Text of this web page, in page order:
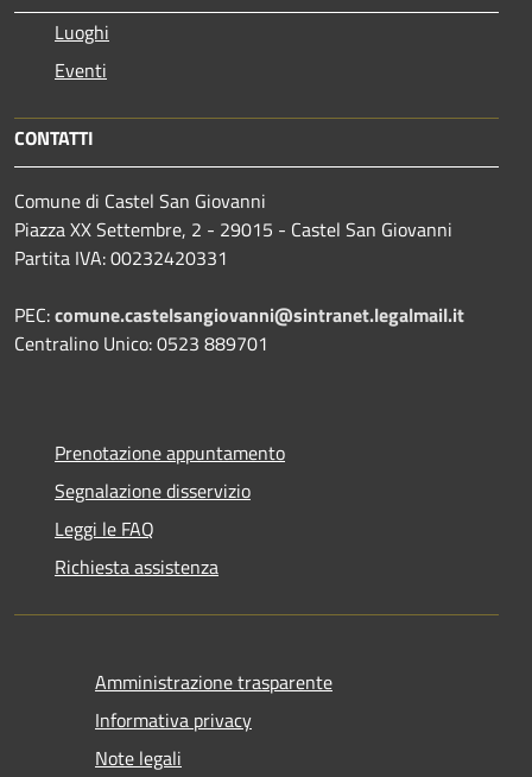
Luoghi
Eventi
CONTATTI
Comune di Castel San Giovanni
Piazza XX Settembre, 2 - 29015 - Castel San Giovanni
Partita IVA: 00232420331
PEC:comune.castelsangiovanni@sintranet.legalmail.it
Centralino Unico: 0523 889701
Prenotazione appuntamento
Segnalazione disservizio
Leggi le FAQ
Richiesta assistenza
Amministrazione trasparente
Informativa privacy
Note legali